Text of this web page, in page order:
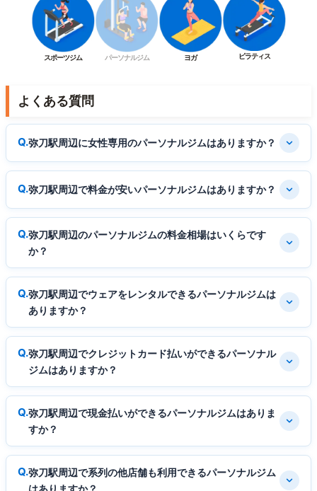
スポーツジム パーソナルジム ヨガ ピラティス
よくある質問
弥刀駅周辺に女性専用のパーソナルジムはありますか？
弥刀駅周辺で料金が安いパーソナルジムはありますか？
弥刀駅周辺のパーソナルジムの料金相場はいくらです
か？
弥刀駅周辺でウェアをレンタルできるパーソナルジムは
ありますか？
弥刀駅周辺でクレジットカード払いができるパーソナル
ジムはありますか？
弥刀駅周辺で現金払いができるパーソナルジムはありま
すか？
弥刀駅周辺で系列の他店舗も利用できるパーソナルジム
はありますか？